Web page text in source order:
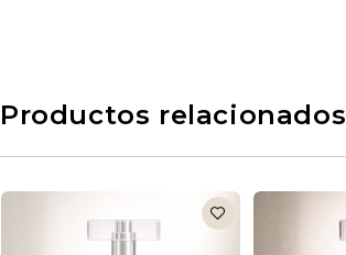
Productos relacionados